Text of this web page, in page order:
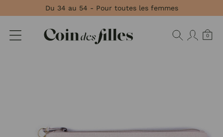
Du 34 au 54 - Pour toutes les femmes
0
Panneau de gestion des cookies